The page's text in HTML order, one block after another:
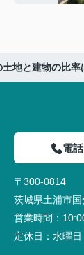
地と建物の比
電
〒300-0814
茨城県土浦市
営業時間：
定休日： 水曜日